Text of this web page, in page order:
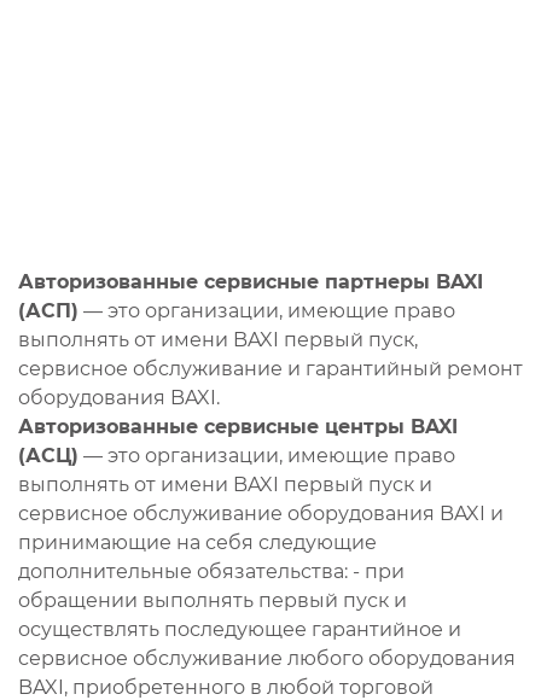
Авторизованные сервисные партнеры BAXI
(АСП) — это организации, имеющие право
выполнять от имени BAXI первый пуск,
сервисное обслуживание и гарантийный ремонт
оборудования BAXI.
Авторизованные сервисные центры BAXI
(АСЦ) — это организации, имеющие право
выполнять от имени BAXI первый пуск и
сервисное обслуживание оборудования BAXI и
принимающие на себя следующие
дополнительные обязательства: - при
обращении выполнять первый пуск и
осуществлять последующее гарантийное и
сервисное обслуживание любого оборудования
BAXI, приобретенного в любой торговой